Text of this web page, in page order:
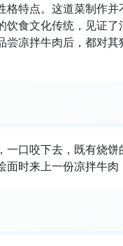
特点。这道菜制作
食文化传统，见证了
凉拌牛肉后，都对
口咬下去，既有烧
时来上一份凉拌牛肉